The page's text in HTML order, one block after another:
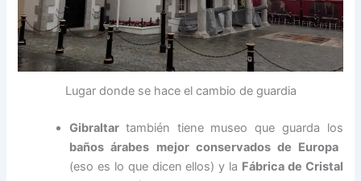
Lugar donde se hace el cambio de guardia
Gibraltar también tiene museo que guarda los
baños árabes mejor conservados de Europa
(eso es lo que dicen ellos) y la Fábrica de Cristal